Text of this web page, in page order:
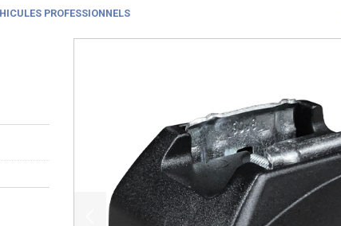
PROFESSIONNELS